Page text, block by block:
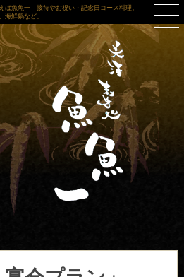
ば魚魚一 接待やお祝い・記念日コース料理。
海鮮鍋など。